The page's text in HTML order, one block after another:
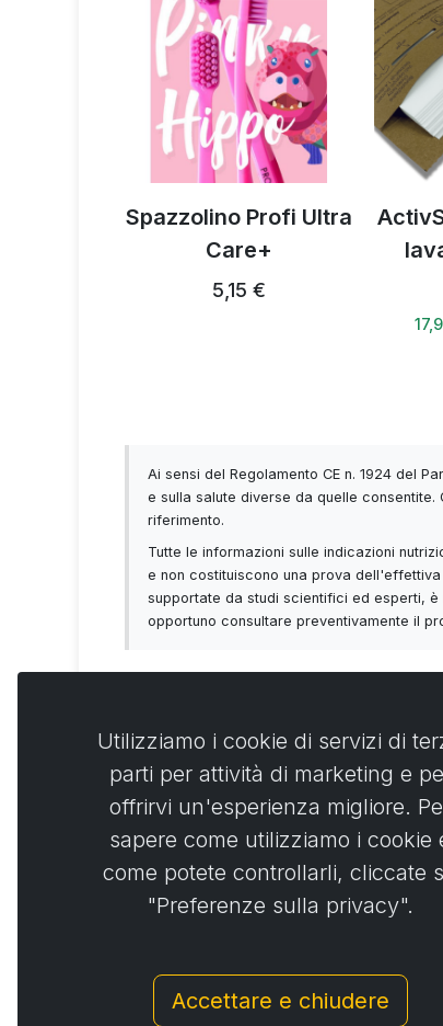
Spazzolino Profi Ultra
Care+
5,15 €
Ai sensi del Regolamento CE n. 1924 del
e sulla salute diverse da quelle
riferimento.
Tutte le informazioni sulle indicazioni
e non costituiscono una prova
supportate da studi scientifici ed esperti,
opportuno consultare preventivamente il
0
Utilizziamo i cookie di servizi di
parti per attività di marketing e
offrirvi un'esperienza migliore.
sapere come utilizziamo i cookie
come potete controllarli, cliccate
"Preferenze sulla privacy".
Accettare e chiudere